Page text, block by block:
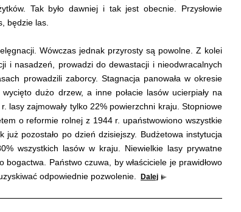
Tak było dawniej i tak jest obecnie. Przysłowie
będzie las.
Wówczas jednak przyrosty są powolne. Z kolei
i nasadzeń, prowadzi do dewastacji i nieodwracalnych
prowadzili zaborcy. Stagnacja panowała w okresie
dużo drzew, a inne połacie lasów ucierpiały na
lasy zajmowały tylko 22% powierzchni kraju. Stopniowe
o reformie rolnej z 1944 r. upaństwowiono wszystkie
pozostało po dzień dzisiejszy. Budżetowa instytucja
wszystkich lasów w kraju. Niewielkie lasy prywatne
Państwo czuwa, by właściciele je prawidłowo
odpowiednie pozwolenie.
Dalej